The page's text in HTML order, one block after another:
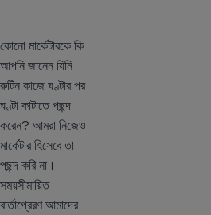
কোনো মার্কেটারকে কি
আপনি জানেন যিনি
রুটিন কাজে ঘণ্টার পর
ঘণ্টা কাটাতে পছন্দ
করেন? আমরা নিজেও
মার্কেটার হিসেবে তা
পছন্দ করি না।
সময়সীমায়িত
বার্তাপ্রেরণ আমাদের